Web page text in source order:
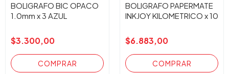
BOLIGRAFO BIC OPACO
1.0mm x 3 AZUL
$3.300,00
BOLIGRAFO PAPERMATE
INKJOY KILOMETRICO x 10
$6.883,00